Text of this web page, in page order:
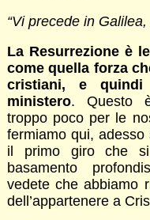
“Vi precede in
La Resurrezioneè
come quella forza
cristiani, e
ministero. Questo
troppo poco per le
fermiamo qui,
il primo giro che
basamento
vedete che abbiamo
dell’appartenere a